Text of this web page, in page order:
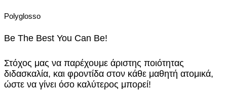
Polyglosso
Be The Best You Can Be!
Στόχος μας να παρέχουμε άριστης ποιότητας
διδασκαλία, και φροντίδα στον κάθε μαθητή ατομικά,
ώστε να γίνει όσο καλύτερος μπορεί!